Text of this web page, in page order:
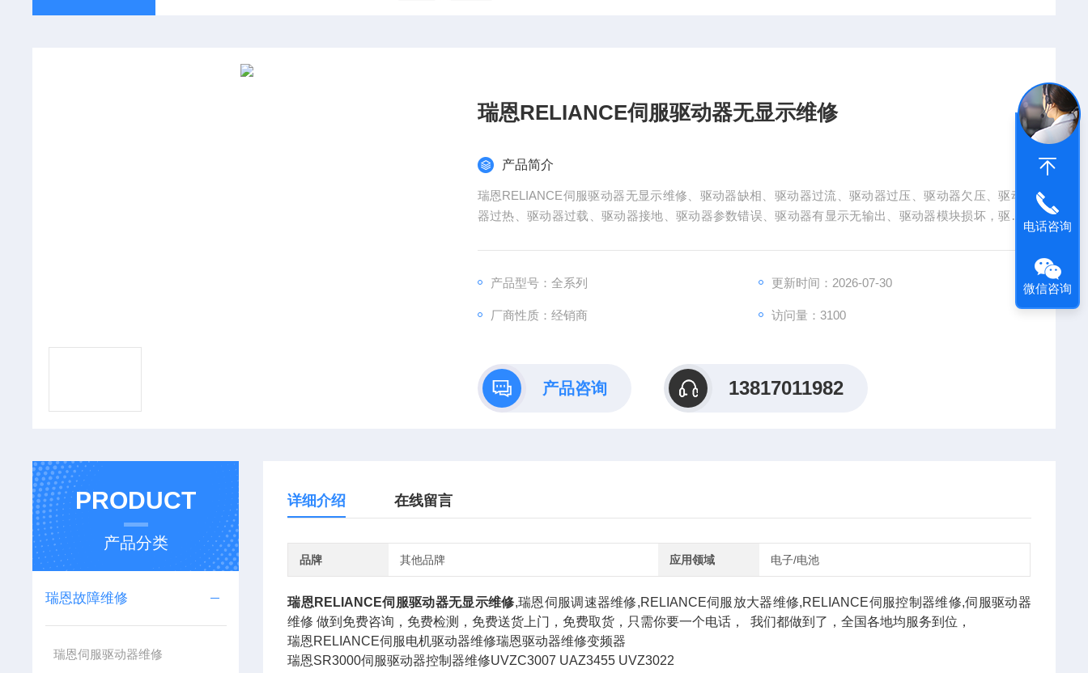
瑞恩RELIANCE伺服驱动器无显示维修
产品简介
瑞恩RELIANCE伺服驱动器无显示维修、驱动器缺相、驱动器过流、驱动器过压、驱动器欠压、驱动
器过热、驱动器过载、驱动器接地、驱动器参数错误、驱动器有显示无输出、驱动器模块损坏，驱动
产品型号：全系列 更新时间：2026-07-30
厂商性质：经销商 访问量：3100
产品咨询 13817011982
PRODUCT
产品分类
瑞恩故障维修
瑞恩伺服驱动器维修
详细介绍 在线留言
品牌 其他品牌 应用领域 电子/电池
瑞恩RELIANCE伺服驱动器无显示维修,瑞恩伺服调速器维修,RELIANCE伺服放大器维修,RELIANCE伺服控制器维修,伺服驱动器
维修 做到免费咨询，免费检测，免费送货上门，免费取货，只需你要一个电话， 我们都做到了，全国各地均服务到位，
瑞恩RELIANCE伺服电机驱动器维修瑞恩驱动器维修变频器
瑞恩SR3000伺服驱动器控制器维修UVZC3007 UAZ3455 UVZ3022
电话咨询
微信咨询